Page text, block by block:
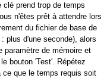
prend trop de temps
n'êtes prêt à attendre lors
du fichier de base de
plus d'une seconde), alors
paramètre de mémoire et
bouton 'Test'. Répétez
ce que le temps requis soit